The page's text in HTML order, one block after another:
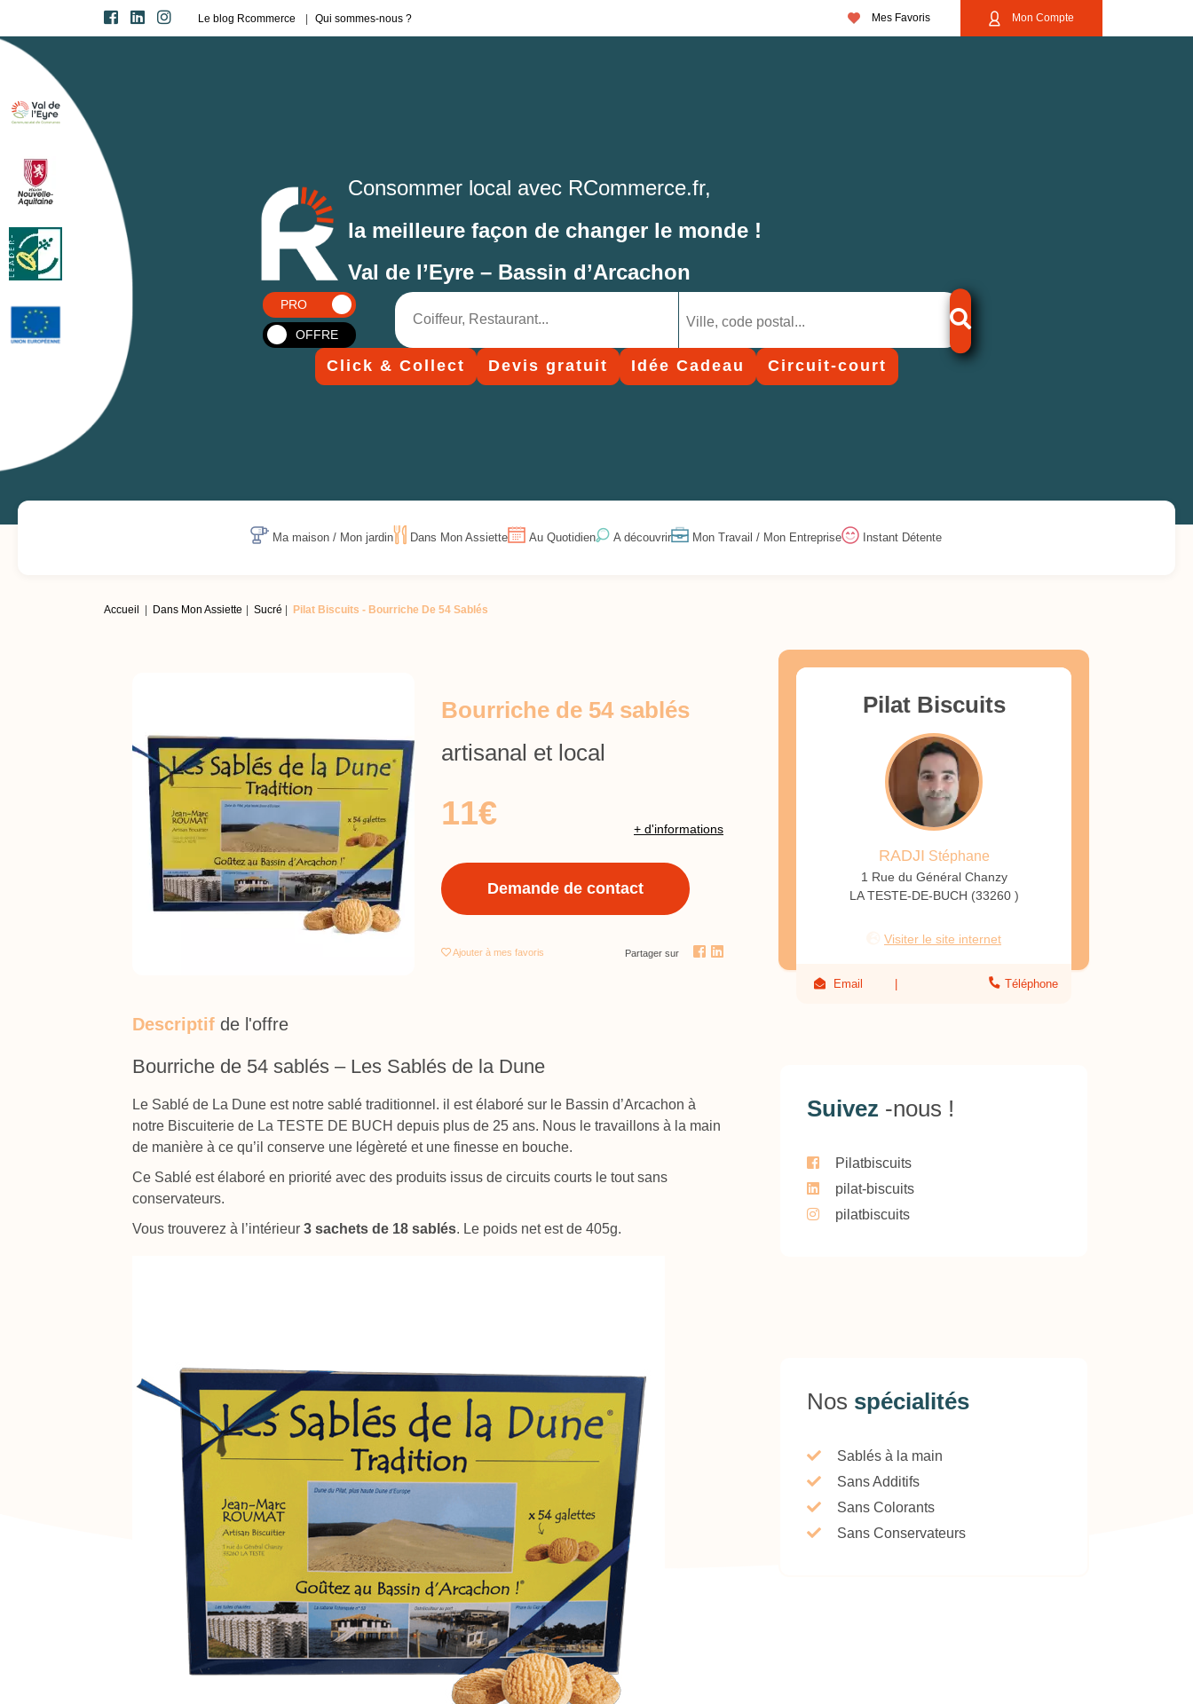
Le blog Rcommerce Qui sommes-nous ? Mes Favoris Mon Compte
Consommer local avec RCommerce.fr,
la meilleure façon de changer le monde !
Val de l’Eyre – Bassin d’Arcachon
PRO
OFFRE
Click & Collect Devis gratuit Idée Cadeau Circuit-court
Ma maison / Mon jardin Dans Mon Assiette Au Quotidien A découvrir Mon Travail / Mon Entreprise Instant Détente
Accueil Dans Mon Assiette Sucré Pilat Biscuits - Bourriche De 54 Sablés
Bourriche de 54 sablés
artisanal et local
11€ + d'informations
Demande de contact
Ajouter à mes favoris Partager sur
Descriptif de l'offre
Bourriche de 54 sablés – Les Sablés de la Dune
Le Sablé de La Dune est notre sablé traditionnel. il est élaboré sur le Bassin d’Arcachon à
notre Biscuiterie de La TESTE DE BUCH depuis plus de 25 ans. Nous le travaillons à la main
de manière à ce qu’il conserve une légèreté et une finesse en bouche.
Ce Sablé est élaboré en priorité avec des produits issus de circuits courts le tout sans
conservateurs.
Vous trouverez à l’intérieur 3 sachets de 18 sablés. Le poids net est de 405g.
Pilat Biscuits
RADJI Stéphane
1 Rue du Général Chanzy
LA TESTE-DE-BUCH (33260 )
Visiter le site internet
Email Téléphone
Suivez -nous !
Pilatbiscuits
pilat-biscuits
pilatbiscuits
Nos spécialités
Sablés à la main
Sans Additifs
Sans Colorants
Sans Conservateurs